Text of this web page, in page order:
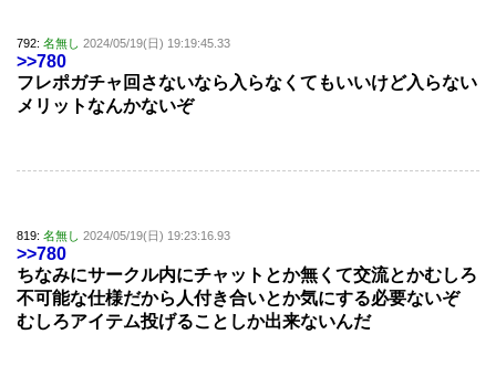
792: 名無し 2024/05/19(日) 19:19:45.33
>>780
フレポガチャ回さないなら入らなくてもいいけど入らない
メリットなんかないぞ
819: 名無し 2024/05/19(日) 19:23:16.93
>>780
ちなみにサークル内にチャットとか無くて交流とかむしろ
不可能な仕様だから人付き合いとか気にする必要ないぞ
むしろアイテム投げることしか出来ないんだ